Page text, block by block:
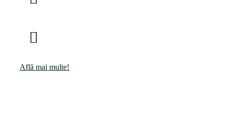
Află mai multe!